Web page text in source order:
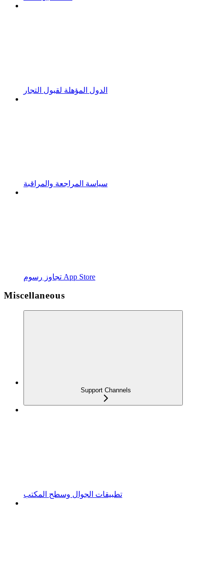
الدول المؤهلة لقبول التجار
سياسة المراجعة والمراقبة
تجاوز رسوم App Store
Miscellaneous
Support Channels
تطبيقات الجوال وسطح المكتب